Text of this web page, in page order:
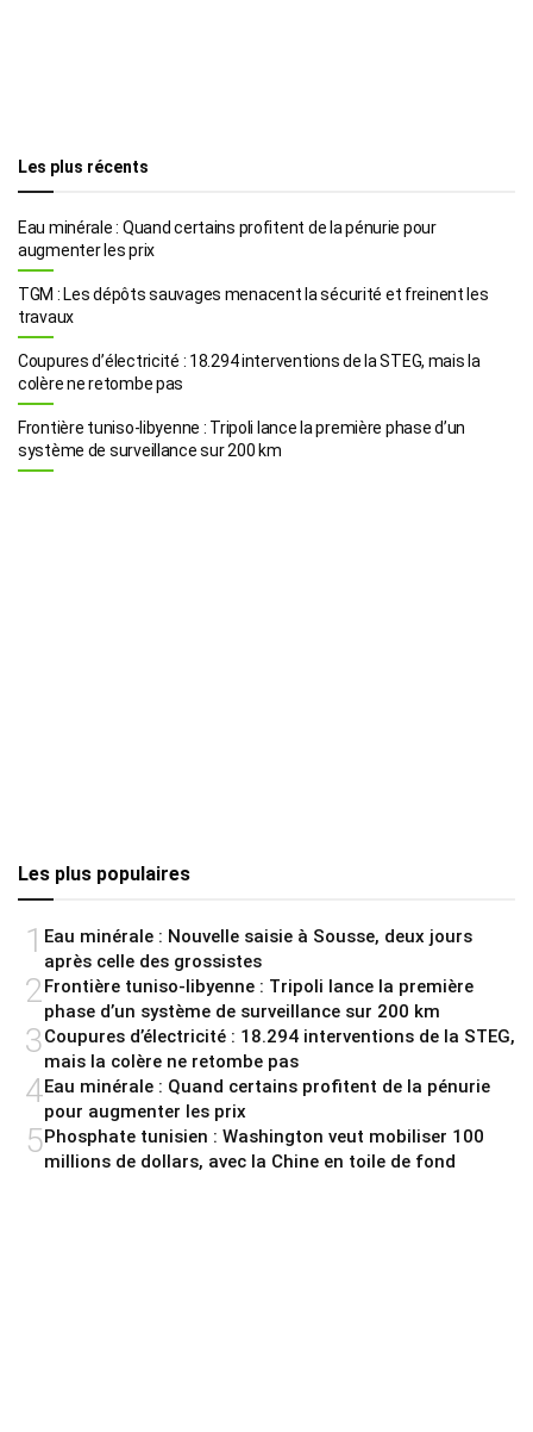
Les plus récents
Eau minérale : Quand certains profitent de la pénurie pour
augmenter les prix
TGM : Les dépôts sauvages menacent la sécurité et freinent les
travaux
Coupures d’électricité : 18.294 interventions de la STEG, mais la
colère ne retombe pas
Frontière tuniso-libyenne : Tripoli lance la première phase d’un
système de surveillance sur 200 km
Les plus populaires
1 Eau minérale : Nouvelle saisie à Sousse, deux jours
après celle des grossistes
2Frontière tuniso-libyenne : Tripoli lance la première
phase d’un système de surveillance sur 200 km
3Coupures d’électricité : 18.294 interventions de la STEG,
mais la colère ne retombe pas
4Eau minérale : Quand certains profitent de la pénurie
pour augmenter les prix
5Phosphate tunisien : Washington veut mobiliser 100
millions de dollars, avec la Chine en toile de fond